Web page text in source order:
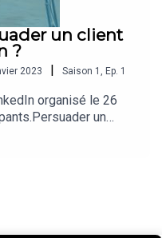
un client
?
2023 Saison 1 , Ep. 1
organisé le 26
un
son écran et qui a
autour de lui est